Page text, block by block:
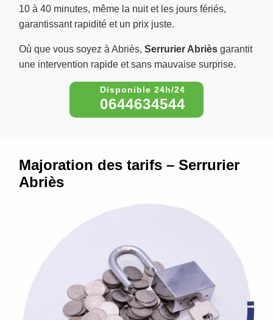
10 à 40 minutes, même la nuit et les jours fériés,
garantissant rapidité et un prix juste.
Où que vous soyez à Abriès, Serrurier Abriès garantit
une intervention rapide et sans mauvaise surprise.
0644634544
Majoration des tarifs – Serrurier
Abriès